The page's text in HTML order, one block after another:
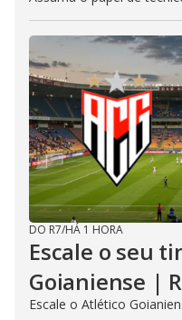
DO R7/HÁ 1 HORA
Escale o seu
Goianiense |
Escale o Atlético